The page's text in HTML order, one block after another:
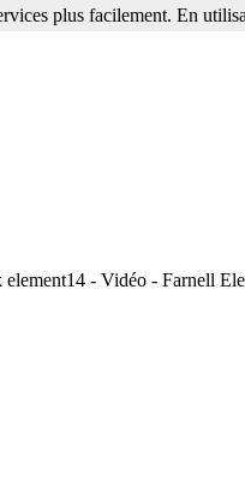
- Vidéo - Farnell
plus facilement. En